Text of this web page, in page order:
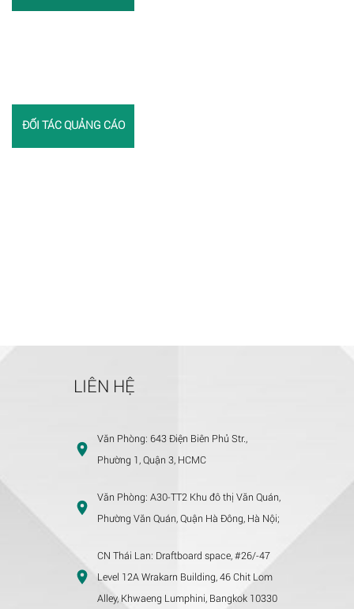
ĐỐI TÁC QUẢNG CÁO
LIÊN HỆ
Văn Phòng: 643 Điện Biên Phủ Str.,
Phường 1, Quận 3, HCMC
Văn Phòng: A30-TT2 Khu đô thị Văn Quán,
Phường Văn Quán, Quận Hà Đông, Hà Nội;
CN Thái Lan: Draftboard space, #26/-47
Level 12A Wrakarn Building, 46 Chit Lom
Alley, Khwaeng Lumphini, Bangkok 10330